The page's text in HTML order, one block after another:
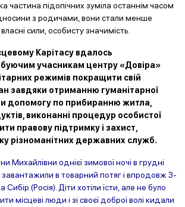
частина підопічних зуміла останнім часом
з родичами, вони стали менше
власні сили, особисту значимість.
Карітасу вдалось
учасникам центру «Довіра»
режимів покращити свій
завдяки отриманню гуманітарної
допомогу по прибиранню житла,
виконанні процедур особистої
правову підтримку і захист,
різноманітних державних служб.
Михайлівни однієї зимової ночі в грудні
в товарний потяг і впродовж 3-
Сибір (Росія). Діти хотіли їсти, але не було
місцеві люди і зі своєї доброї волі кидали